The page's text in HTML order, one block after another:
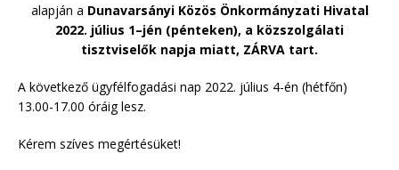
alapján a Dunavarsányi Közös Önkormányzati Hivatal
2022. július 1–jén (pénteken), a közszolgálati
tisztviselők napja miatt, ZÁRVA tart.
A következő ügyfélfogadási nap 2022. július 4-én (hétfőn)
13.00-17.00 óráig lesz.
Kérem szíves megértésüket!